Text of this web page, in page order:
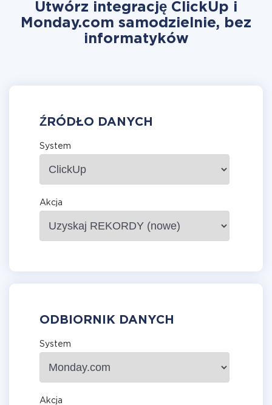
Utwórz integrację ClickUp i
Monday.com samodzielnie, bez
informatyków
ŹRÓDŁO DANYCH
System
Akcja
ODBIORNIK DANYCH
System
Akcja